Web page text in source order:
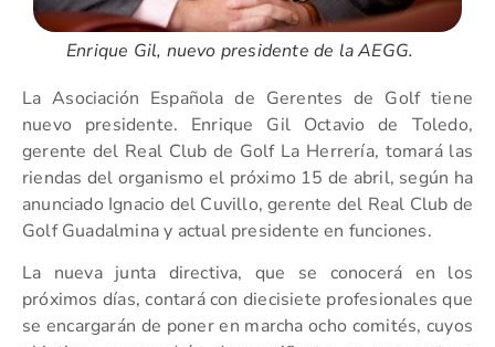
Enrique Gil, nuevo presidente de la AEGG.
La Asociación Española de Gerentes de Golf tiene
nuevo presidente. Enrique Gil Octavio de Toledo,
gerente del Real Club de Golf La Herrería, tomará las
riendas del organismo el próximo 15 de abril, según ha
anunciado Ignacio del Cuvillo, gerente del Real Club de
Golf Guadalmina y actual presidente en funciones.
La nueva junta directiva, que se conocerá en los
próximos días, contará con diecisiete profesionales que
se encargarán de poner en marcha ocho comités, cuyos